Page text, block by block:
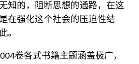
知的，阻断思想的通路，在这
在强化这个社会的压迫性结
。
卷各式书籍主题涵盖极广，